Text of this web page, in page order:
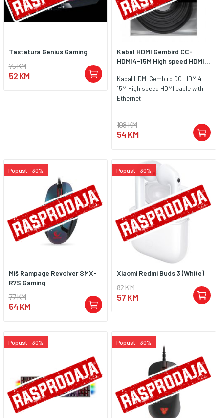
Tastatura Genius Gaming
75 KM
52 KM
Kabal HDMI Gembird CC-
HDMI4-15M High speed HDMI...
Kabal HDMI Gembird CC-HDMI4-
15M High speed HDMI cable with
Ethernet
108 KM
54 KM
Popust - 30%
Miš Rampage Revolver SMX-
R7S Gaming
77 KM
54 KM
Popust - 30%
Xiaomi Redmi Buds 3 (White)
82 KM
57 KM
Popust - 30% Popust - 30%